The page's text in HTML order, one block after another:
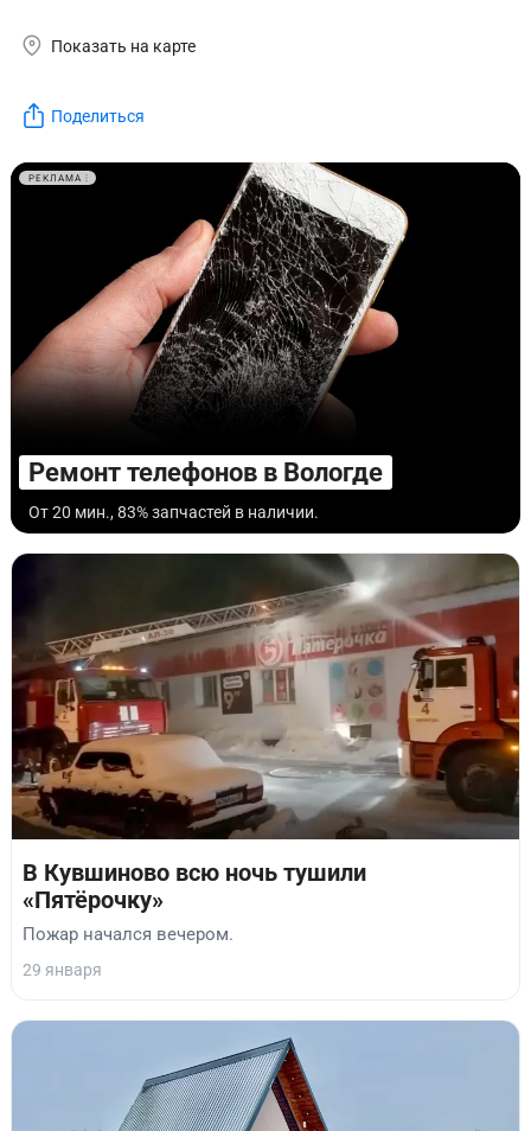
Показать на карте
Поделиться
РЕКЛАМА
Ремонт телефонов в Вологде
От 20 мин., 83% запчастей в наличии.
В Кувшиново всю ночь тушили
«Пятёрочку»
Пожар начался вечером.
29 января